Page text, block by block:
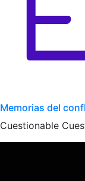
Memorias del
Cuestionable